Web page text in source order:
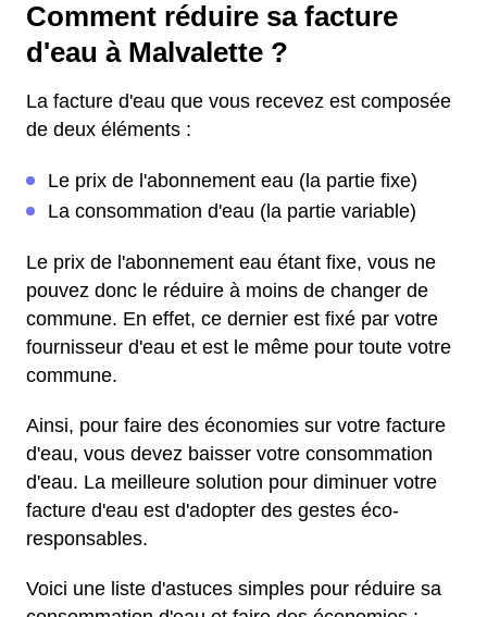
Comment réduire sa facture
d'eau à Malvalette ?
La facture d'eau que vous recevez est composée
de deux éléments :
Le prix de l'abonnement eau (la partie fixe)
La consommation d'eau (la partie variable)
Le prix de l'abonnement eau étant fixe, vous ne
pouvez donc le réduire à moins de changer de
commune. En effet, ce dernier est fixé par votre
fournisseur d'eau et est le même pour toute votre
commune.
Ainsi, pour faire des économies sur votre facture
d'eau, vous devez baisser votre consommation
d'eau. La meilleure solution pour diminuer votre
facture d'eau est d'adopter des gestes éco-
responsables.
Voici une liste d'astuces simples pour réduire sa